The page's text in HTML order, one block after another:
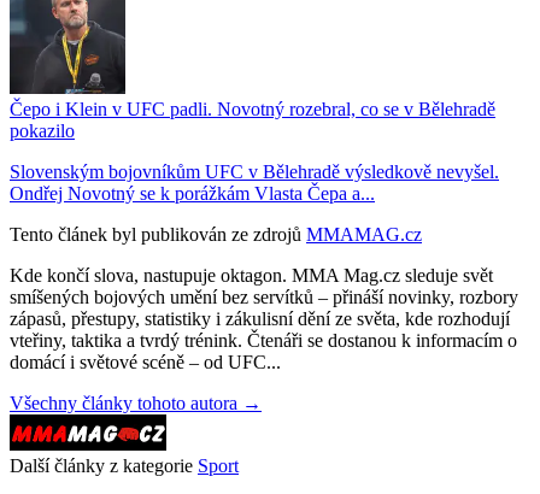
Čepo i Klein v UFC padli. Novotný rozebral, co se v Bělehradě
pokazilo
Slovenským bojovníkům UFC v Bělehradě výsledkově nevyšel.
Ondřej Novotný se k porážkám Vlasta Čepa a...
Tento článek byl publikován ze zdrojů MMAMAG.cz
Kde končí slova, nastupuje oktagon. MMA Mag.cz sleduje svět
smíšených bojových umění bez servítků – přináší novinky, rozbory
zápasů, přestupy, statistiky i zákulisní dění ze světa, kde rozhodují
vteřiny, taktika a tvrdý trénink. Čtenáři se dostanou k informacím o
domácí i světové scéně – od UFC...
Všechny články tohoto autora →
Další články z kategorie Sport